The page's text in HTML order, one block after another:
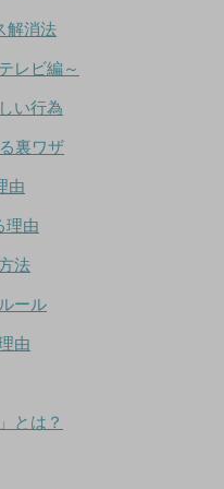
解消法
レビ編～
い行為
裏ワザ
由
理由
法
ール
由
とは？